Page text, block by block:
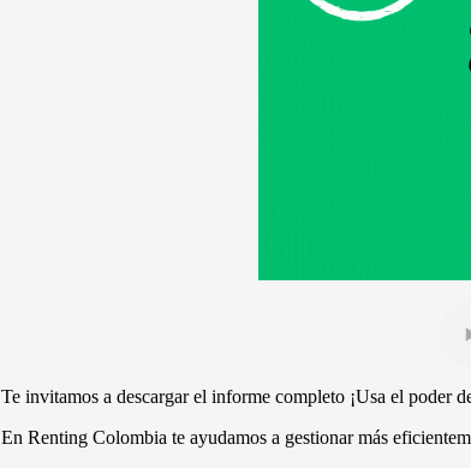
Te invitamos a descargar el informe completo ¡Usa el poder
En Renting Colombia te ayudamos a gestionar más